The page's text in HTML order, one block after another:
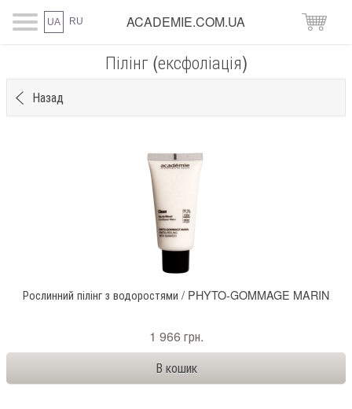
UA RU ACADEMIE.COM.UA
Пілінг (ексфоліація)
Назад
Рослинний пілінг з водоростями / PHYTO-GOMMAGE MARIN
1 966 грн.